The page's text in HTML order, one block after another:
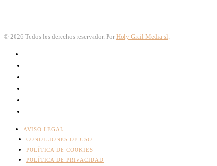
© 2026 Todos los derechos reservador. Por Holy Grail Media sl
AVISO LEGAL
CONDICIONES DE USO
POLÍTICA DE COOKIES
POLÍTICA DE PRIVACIDAD